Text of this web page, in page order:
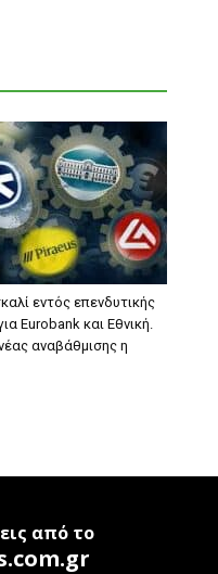
εντός επενδυτικής
Eurobank και Εθνική.
αναβάθμισης η
από το